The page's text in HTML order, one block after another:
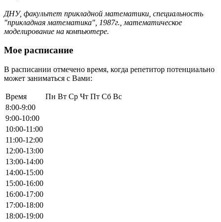
ДНУ, факультет прикладной математики, специальность
"прикладная математика", 1987г., математическое
моделирование на компьютере.
Мое расписание
В расписании отмечено время, когда репетитор потенциально
может заниматься с Вами:
Время Пн Вт Ср Чт Пт Сб Вс
8:00-9:00
9:00-10:00
10:00-11:00
11:00-12:00
12:00-13:00
13:00-14:00
14:00-15:00
15:00-16:00
16:00-17:00
17:00-18:00
18:00-19:00